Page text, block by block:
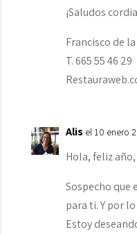
¡Saludos
Francisco de
T. 665 55 46 29
Alis el 10 enero
Hola, feliz
Sospecho que
para ti. Y por
Estoy